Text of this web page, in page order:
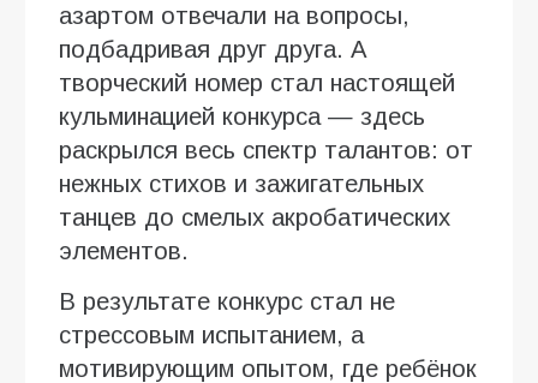
азартом отвечали на вопросы,
подбадривая друг друга. А
творческий номер стал настоящей
кульминацией конкурса — здесь
раскрылся весь спектр талантов: от
нежных стихов и зажигательных
танцев до смелых акробатических
элементов.
В результате конкурс стал не
стрессовым испытанием, а
мотивирующим опытом, где ребёнок